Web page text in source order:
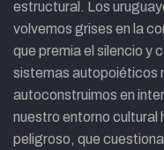
estructural. Los
volvemos grises en la
que premia el silencio y
sistemas autopoiéticos
autoconstruimos en
nuestro entorno cultural
peligroso, que